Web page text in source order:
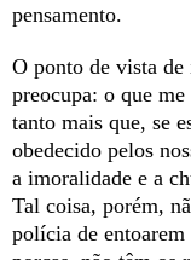
pensamento.
O ponto de vista
preocupa: o que
tanto mais que, se
obedecido pelos
a imoralidade e a
Tal coisa, porém,
polícia de